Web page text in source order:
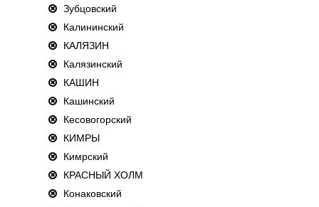
Зубцовский
Калининский
КАЛЯЗИН
Калязинский
КАШИН
Кашинский
Кесовогорский
КИМРЫ
Кимрский
КРАСНЫЙ ХОЛМ
Конаковский